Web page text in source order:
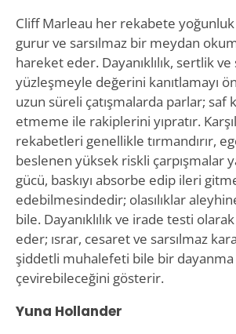
Cliff Marleau her rekabete yoğunluk
gurur ve sarsılmaz bir meydan
hareket eder. Dayanıklılık, sertlik
yüzleşmeyle değerini kanıtlamayı
uzun süreli çatışmalarda parlar; saf
etmeme ile rakiplerini yıpratır.
rekabetleri genellikle tırmandırır,
beslenen yüksek riskli çarpışmalar
gücü, baskıyı absorbe edip ileri
edebilmesindedir; olasılıklar
bile. Dayanıklılık ve irade testi
eder; ısrar, cesaret ve sarsılmaz
şiddetli muhalefeti bile bir dayanma
çevirebileceğini gösterir.
Yuna Hollander